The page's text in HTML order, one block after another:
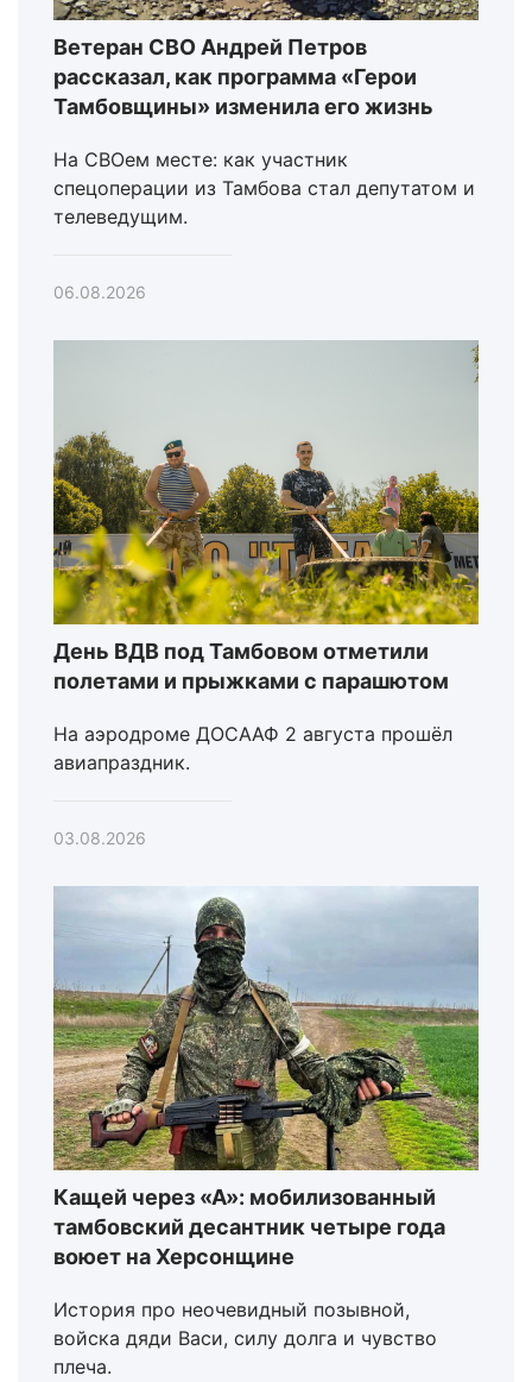
Ветеран СВО Андрей Петров
рассказал, как программа «Герои
Тамбовщины» изменила его жизнь
На СВОем месте: как участник
спецоперации из Тамбова стал депутатом и
телеведущим.
06.08.2026
День ВДВ под Тамбовом отметили
полетами и прыжками с парашютом
На аэродроме ДОСААФ 2 августа прошёл
авиапраздник.
03.08.2026
Кащей через «А»: мобилизованный
тамбовский десантник четыре года
воюет на Херсонщине
История про неочевидный позывной,
войска дяди Васи, силу долга и чувство
плеча.